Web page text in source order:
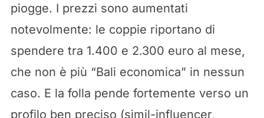
piogge. I prezzi sono aumentati
notevolmente: le coppie riportano di
spendere tra 1.400 e 2.300 euro al mese,
che non è più “Bali economica” in nessun
caso. E la folla pende fortemente verso un
profilo ben preciso (simil-influencer,